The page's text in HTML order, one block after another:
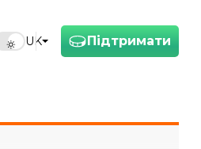
Підтримати
UK